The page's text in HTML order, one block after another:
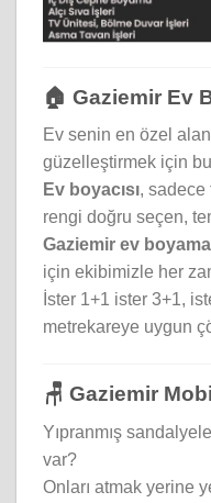
🏠 Gaziemir Ev
Ev senin en özel
güzelleştirmek için
Ev boyacısı, sadece
rengi doğru seçen,
Gaziemir ev
için ekibimizle her
İster 1+1 ister 3+1,
metrekareye uygun
🪑 Gaziemir
Yıpranmış
var?
Onları atmak yerine